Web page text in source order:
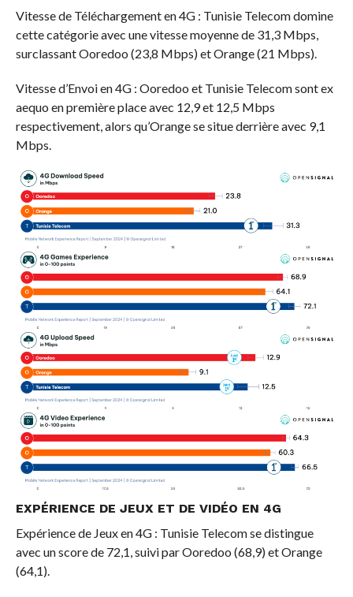
Vitesse de Téléchargement en 4G : Tunisie Telecom domine
cette catégorie avec une vitesse moyenne de 31,3 Mbps,
surclassant Ooredoo (23,8 Mbps) et Orange (21 Mbps).
Vitesse d’Envoi en 4G : Ooredoo et Tunisie Telecom sont ex
aequo en première place avec 12,9 et 12,5 Mbps
respectivement, alors qu’Orange se situe derrière avec 9,1
Mbps.
EXPÉRIENCE DE JEUX ET DE VIDÉO EN 4G
Expérience de Jeux en 4G : Tunisie Telecom se distingue
avec un score de 72,1, suivi par Ooredoo (68,9) et Orange
(64,1).